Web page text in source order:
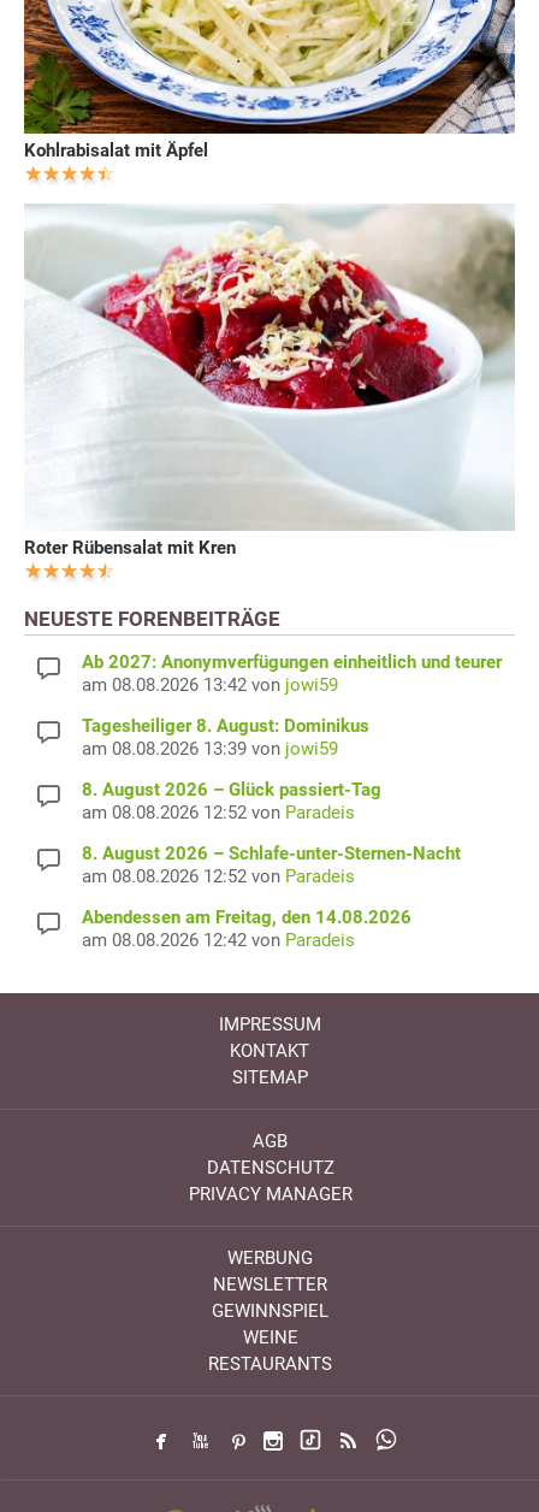
Kohlrabisalat mit Äpfel
Roter Rübensalat mit Kren
NEUESTE FORENBEITRÄGE
Ab 2027: Anonymverfügungen einheitlich und teurer
am 08.08.2026 13:42 von jowi59
Tagesheiliger 8. August: Dominikus
am 08.08.2026 13:39 von jowi59
8. August 2026 – Glück passiert-Tag
am 08.08.2026 12:52 von Paradeis
8. August 2026 – Schlafe-unter-Sternen-Nacht
am 08.08.2026 12:52 von Paradeis
Abendessen am Freitag, den 14.08.2026
am 08.08.2026 12:42 von Paradeis
IMPRESSUM
KONTAKT
SITEMAP
AGB
DATENSCHUTZ
PRIVACY MANAGER
WERBUNG
NEWSLETTER
GEWINNSPIEL
WEINE
RESTAURANTS